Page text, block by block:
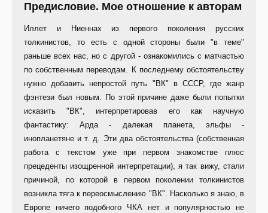
Предисловие. Мое отношение к авторам
Иллет и Ниеннах из первого поколения русских
толкинистов, то есть с одной стороны были "в теме"
раньше всех нас, но с другой - ознакомились с матчастью
по собственным переводам. К последнему обстоятельству
нужно добавить непростой путь "ВК" в СССР, где жанр
фэнтези был новым. По этой причине даже были попытки
исказить "ВК", интерпретировав его как научную
фантастику: Арда - далекая планета, эльфы -
инопланетяне и т. д. Эти два обстоятельства (собственная
работа с текстом уже при первом знакомстве плюс
прецеденты изощренной интерпретации), я так вижу, стали
причиной, по которой в первом поколении толкинистов
возникла тяга к переосмыслению "ВК". Насколько я знаю, в
Европе ничего подобного ЧКА нет и популярностью не